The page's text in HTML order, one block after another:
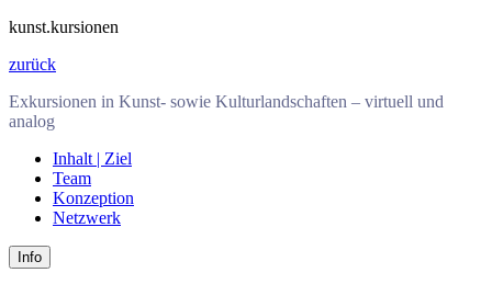
kunst.kursionen
zurück
Exkursionen in Kunst- sowie Kulturlandschaften – virtuell und
analog
Inhalt | Ziel
Team
Konzeption
Netzwerk
Info